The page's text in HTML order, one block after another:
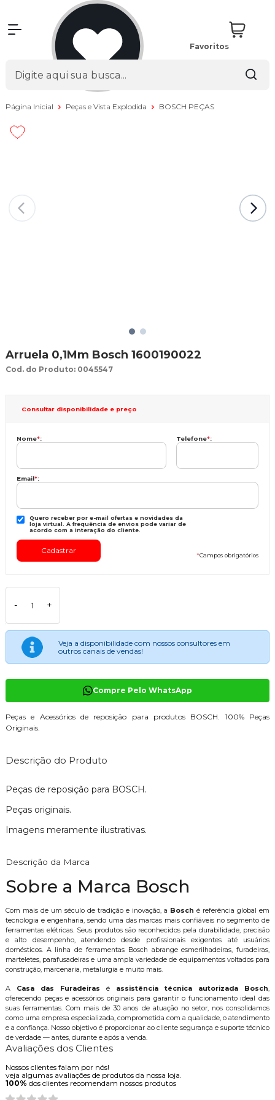
Favoritos
Página Inicial Peças e Vista Explodida BOSCH PEÇAS
Arruela 0,1Mm Bosch 1600190022
Cod. do Produto: 0045547
Consultar disponibilidade e preço
Nome*: Telefone*:
Email*:
Quero receber por e-mail ofertas e novidades da
loja virtual. A frequência de envios pode variar de
acordo com a interação do cliente.
*Campos obrigatórios
- +
Veja a disponibilidade com nossos consultores em
outros canais de vendas!
Compre Pelo WhatsApp
Peças e Acessórios de reposição para produtos BOSCH. 100% Peças
Originais.
Descrição do Produto
Peças de reposição para BOSCH.
Peças originais.
Imagens meramente ilustrativas.
Descrição da Marca
Sobre a Marca Bosch
Com mais de um século de tradição e inovação, a Bosch é referência global em
tecnologia e engenharia, sendo uma das marcas mais confiáveis no segmento de
ferramentas elétricas. Seus produtos são reconhecidos pela durabilidade, precisão
e alto desempenho, atendendo desde profissionais exigentes até usuários
domésticos. A linha de ferramentas Bosch abrange esmerilhadeiras, furadeiras,
marteletes, parafusadeiras e uma ampla variedade de equipamentos voltados para
construção, marcenaria, metalurgia e muito mais.
A Casa das Furadeiras é assistência técnica autorizada Bosch,
oferecendo peças e acessórios originais para garantir o funcionamento ideal das
suas ferramentas. Com mais de 30 anos de atuação no setor, nos consolidamos
como uma empresa especializada, comprometida com a qualidade, o atendimento
e a confiança. Nosso objetivo é proporcionar ao cliente segurança e suporte técnico
de verdade — antes, durante e após a venda.
Avaliações dos Clientes
Nossos clientes falam por nós!
veja algumas avaliações de produtos da nossa loja.
100% dos clientes recomendam nossos produtos